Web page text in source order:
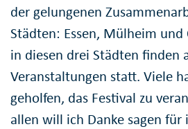
der gelungenen
Städten: Essen, Mülheim und
in diesen drei Städten finden
Veranstaltungen statt. Viele
geholfen, das Festival zu
allen will ich Danke sagen